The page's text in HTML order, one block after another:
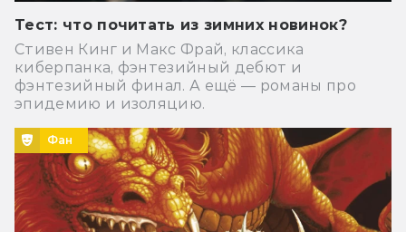
Тест: что почитать из зимних новинок?
Стивен Кинг и Макс Фрай, классика
киберпанка, фэнтезийный дебют и
фэнтезийный финал. А ещё — романы про
эпидемию и изоляцию.
Фан